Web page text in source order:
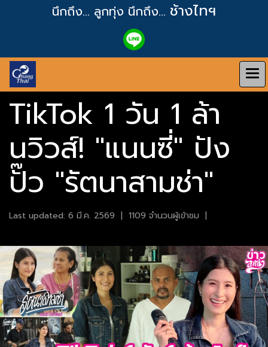
นึกถึง... ลูกทุ่ง นึกถึง... ช้างไทฯ
TikTok 1 วัน 1 ล้า
นวิวส์! "แนนซี่" ปัง
ปั๊ว "รัตนาสามช่า"
Last updated: 6 มี.ค. 2569 | 1109 จำนวนผู้เข้าชม |